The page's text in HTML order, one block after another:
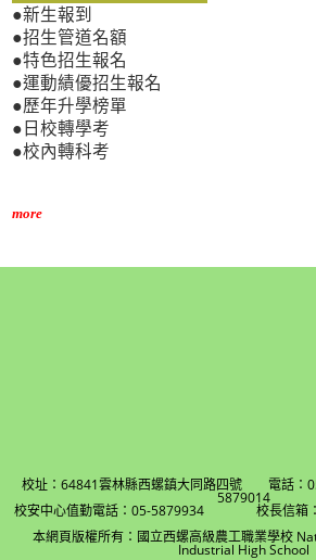
●新生報到
●招生管道名額
●特色招生報名
●運動績優招生報名
●歷年升學榜單
●日校轉學考
●校內轉科考
more
校址：64841雲林縣西螺鎮大同路四號 電話
5879014
校安中心值勤電話：05-5879934 校長信箱：
本網頁版權所有：國立西螺高級農工職業學校
Industrial High School